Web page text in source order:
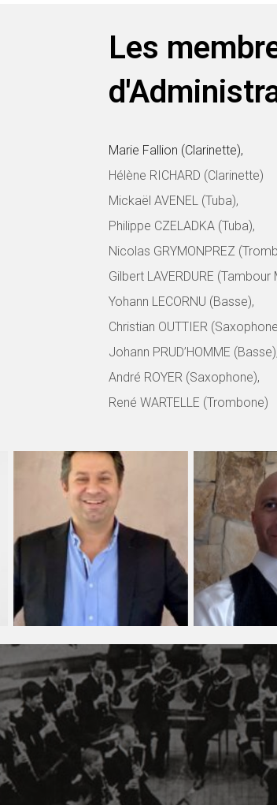
Les
Marie Fallion (Clarinette),
Hélène RICHARD (Clarinette)
Mickaël AVENEL (Tuba),
Philippe CZELADKA (Tuba),
Nicolas GRYMONPREZ
Gilbert LAVERDURE (Tambour
Yohann LECORNU (Basse),
Christian OUTTIER
Johann PRUD’HOMME
André ROYER (Saxophone),
René WARTELLE (Trombone)